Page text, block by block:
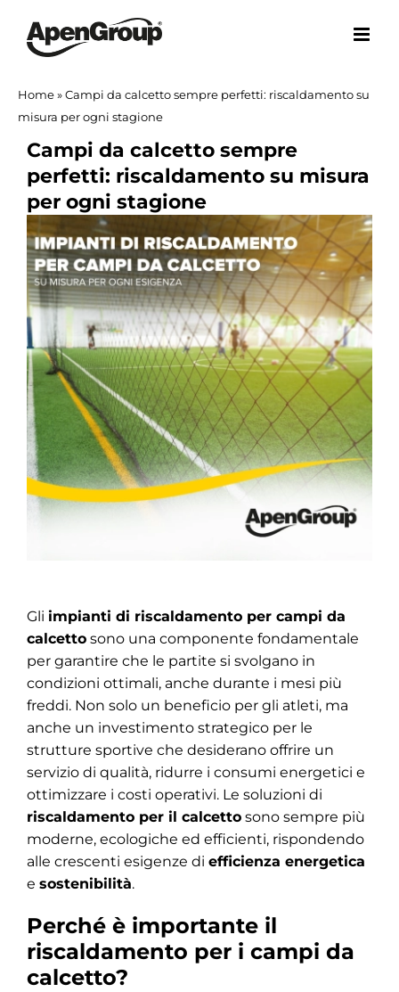
contenuto
Home»Campi da calcetto sempre perfetti: riscaldamento su
misura per ogni stagione
Campi da calcetto sempre
perfetti: riscaldamento su misura
per ogni stagione
Ingrandisci
immagine
Gli impianti di riscaldamento per campi da
calcettosono una componente fondamentale
per garantire che le partite si svolgano in
condizioni ottimali, anche durante i mesi più
freddi. Non solo un beneficio per gli atleti, ma
anche un investimento strategico per le
strutture sportive che desiderano offrire un
servizio di qualità, ridurre i consumi energetici e
ottimizzare i costi operativi. Le soluzioni di
riscaldamento per il calcettosono sempre più
moderne, ecologiche ed efficienti, rispondendo
alle crescenti esigenze di efficienza energetica
e sostenibilità.
Perché è importante il
riscaldamento per i campi da
calcetto?